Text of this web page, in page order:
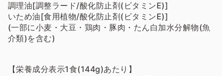
調理油[調整ラード/酸化防止剤(ビタミンE)]
いため油[食用植物/酸化防止剤(ビタミンE)]
(一部に小麦・大豆・鶏肉・豚肉・たん白加水分解物(魚
介類)を含む)
【栄養成分表示1食(144g)あたり】